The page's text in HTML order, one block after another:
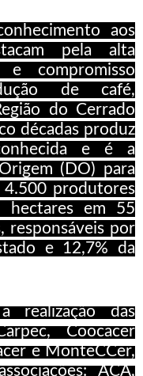
aos
pela alta
e compromisso
de café,
do Cerrado
décadas produz
e é a
(DO) para
4.500 produtores
hectares em 55
responsáveis por
e 12,7% da
realização das
Coocacer
e MonteCCer,
ACA,